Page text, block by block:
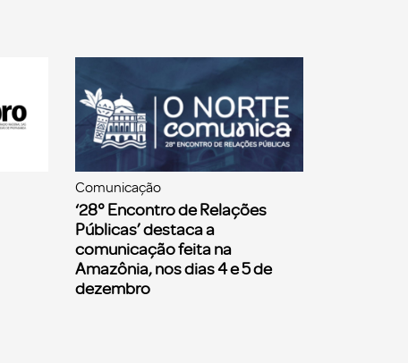
Comunicação
‘28° Encontro de Relações
Públicas’ destaca a
comunicação feita na
Amazônia, nos dias 4 e 5 de
dezembro